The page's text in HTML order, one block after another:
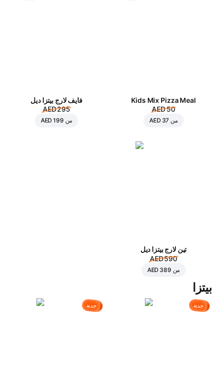
Kids Mix Pizza Meal
AED 50
من AED 37
فايف لارج بيتزا ديل
AED 295
من AED 199
تين لارج بيتزا ديل
AED 590
من AED 389
بيتزا
جديد جديد